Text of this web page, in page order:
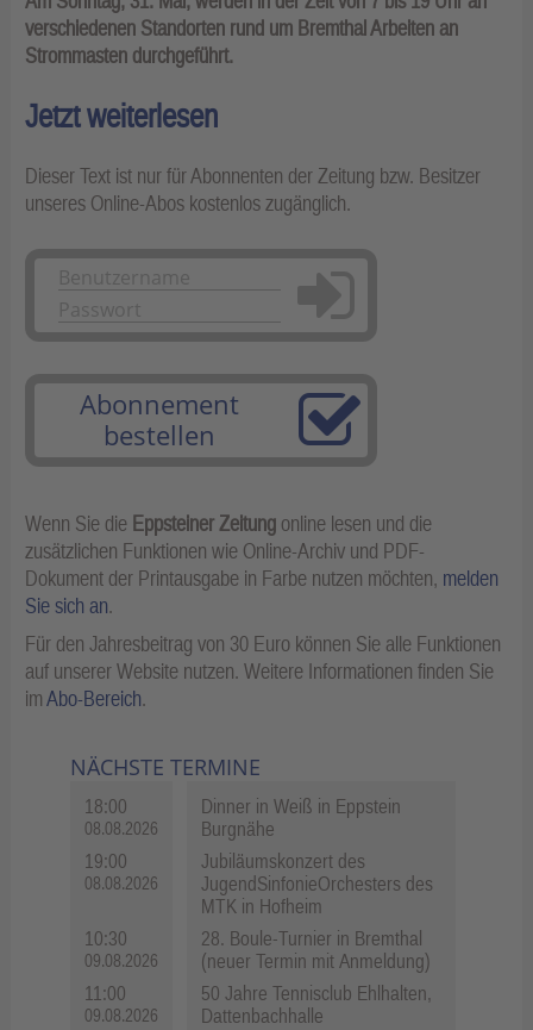
verschiedenen Standorten rund um Bremthal Arbeiten an
Strommasten durchgeführt.
Jetzt weiterlesen
Dieser Text ist nur für Abonnenten der Zeitung bzw. Besitzer
unseres Online-Abos kostenlos zugänglich.
Anmelden
Abonnement
bestellen
Wenn Sie die Eppsteiner Zeitung online lesen und die
zusätzlichen Funktionen wie Online-Archiv und PDF-
Dokument der Printausgabe in Farbe nutzen möchten, melden
Sie sich an.
Für den Jahresbeitrag von 30 Euro können Sie alle Funktionen
auf unserer Website nutzen. Weitere Informationen finden Sie
imAbo-Bereich.
NÄCHSTE TERMINE
18:00
08.08.2026
Dinner in Weiß in Eppstein
Burgnähe
19:00
08.08.2026
Jubiläumskonzert des
JugendSinfonieOrchesters des
MTK in Hofheim
10:30
09.08.2026
28. Boule-Turnier in Bremthal
(neuer Termin mit Anmeldung)
11:00
09.08.2026
50 Jahre Tennisclub Ehlhalten,
Dattenbachhalle